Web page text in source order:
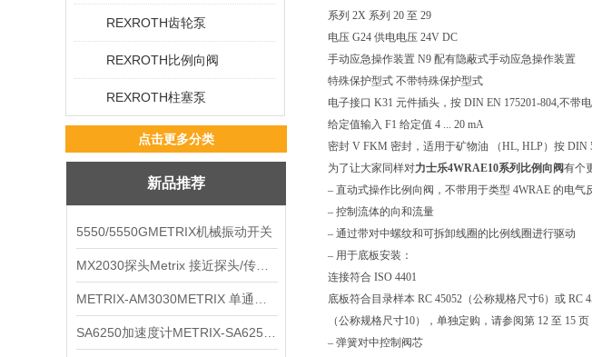
REXROTH齿轮泵
REXROTH比例向阀
REXROTH柱塞泵
点击更多分类
新品推荐
5550/5550GMETRIX机械振动开关
系列 2X 系列 20 至 29
电压 G24 供电电压 24V DC
手动应急操作装置 N9 配有隐蔽式手动应急操作装置
特殊保护型式 不带特殊保护型式
电子接口 K31 元件插头，按 DIN EN 175201-804,不带
给定值输入 F1 给定值 4 ... 20 mA
密封 V FKM 密封，适用于矿物油 （HL, HLP）按 DIN
为了让大家同样对力士乐4WRAE10系列比例向阀有个
– 直动式操作比例向阀，不带用于类型 4WRAE 的电气
– 控制流体的向和流量
– 通过带对中螺纹和可拆卸线圈的比例线圈进行驱动
– 用于底板安装：
连接符合 ISO 4401
底板符合目录样本 RC 45052（公称规格尺寸6）或 RC
（公称规格尺寸10），单独定购，请参阅第 12 至 15 页
– 弹簧对中控制阀芯